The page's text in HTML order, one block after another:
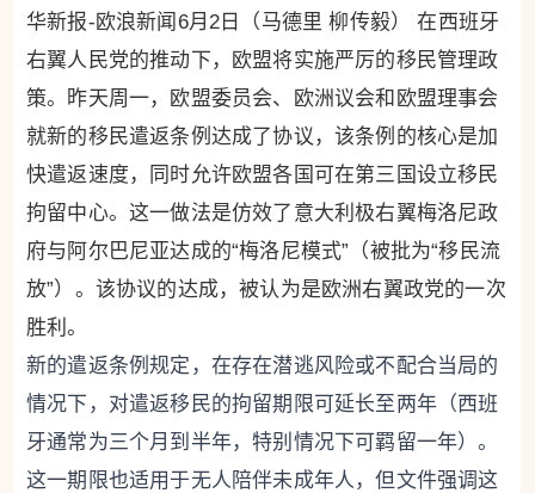
华新报-欧浪新闻6月2日（马德里 柳传毅） 在西班牙
右翼人民党的推动下，欧盟将实施严厉的移民管理政
策。昨天周一，欧盟委员会、欧洲议会和欧盟理事会
就新的移民遣返条例达成了协议，该条例的核心是加
快遣返速度，同时允许欧盟各国可在第三国设立移民
拘留中心。这一做法是仿效了意大利极右翼梅洛尼政
府与阿尔巴尼亚达成的“梅洛尼模式”（被批为“移民流
放”）。该协议的达成，被认为是欧洲右翼政党的一次
胜利。
新的遣返条例规定，在存在潜逃风险或不配合当局的
情况下，对遣返移民的拘留期限可延长至两年（西班
牙通常为三个月到半年，特别情况下可羁留一年）。
这一期限也适用于无人陪伴未成年人，但文件强调这